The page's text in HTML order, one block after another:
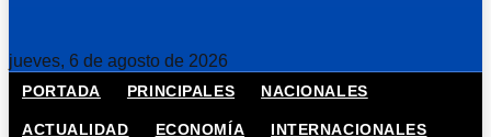
jueves, 6 de agosto de 2026
PORTADA PRINCIPALES NACIONALES
ACTUALIDAD ECONOMÍA INTERNACIONALES